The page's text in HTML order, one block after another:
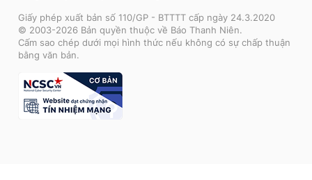
Giấy phép xuất bản số 110/GP - BTTTT cấp ngày 24.3.2020
© 2003-2026 Bản quyền thuộc về Báo Thanh Niên.
Cấm sao chép dưới mọi hình thức nếu không có sự chấp thuận
bằng văn bản.